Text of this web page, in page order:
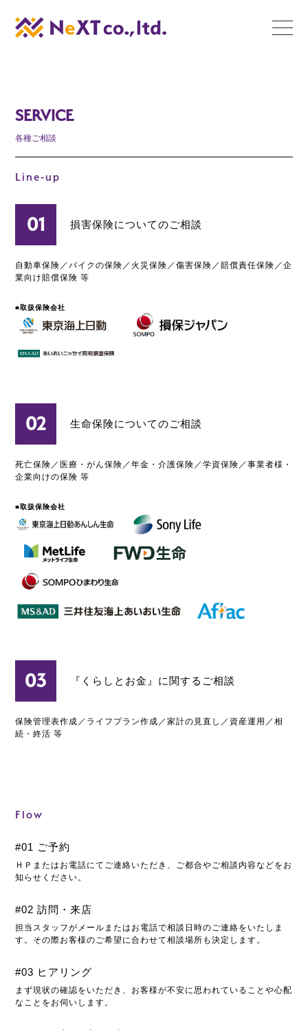
栃木の総合保険代
SERVICE
各種ご相談
Line-up
01 損害保険についてのご相談
自動車保険／バイクの保険／火災保険／傷害保険／賠償責任保険／企
業向け賠償保険 等
■取扱保険会社
02 生命保険についてのご相談
死亡保険／医療・がん保険／年金・介護保険／学資保険／事業者様・
企業向けの保険 等
■取扱保険会社
03 『くらしとお金』に関するご相談
保険管理表作成／ライフプラン作成／家計の見直し／資産運用／相
続・終活 等
Flow
#01 ご予約
ＨＰまたはお電話にてご連絡いただき、ご都合やご相談内容などをお
知らせください。
#02 訪問・来店
担当スタッフがメールまたはお電話で相談日時のご連絡をいたしま
す。その際お客様のご希望に合わせて相談場所も決定します。
#03 ヒアリング
まず現状の確認をいただき、お客様が不安に思われていることや心配
なことをお伺いします。
toggle